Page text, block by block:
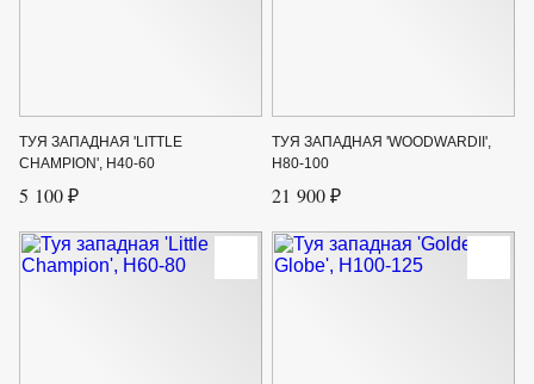
ТУЯ ЗАПАДНАЯ 'LITTLE
CHAMPION', H40-60
5 100 ₽
ТУЯ ЗАПАДНАЯ 'WOODWARDII',
H80-100
21 900 ₽